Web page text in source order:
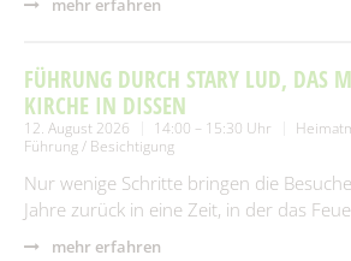
mehr erfahren
FÜHRUNG DURCH STARY LUD, DAS
KIRCHE IN DISSEN
12. August 2026 14:00 – 15:30 Uhr
Führung / Besichtigung
Nur wenige Schritte bringen die
Jahre zurück in eine Zeit, in der das
mehr erfahren